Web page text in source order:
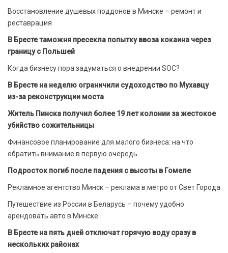
Восстановление душевых поддонов в Минске – ремонт и
реставрация
В Бресте таможня пресекла попытку ввоза кокаина через
границу с Польшей
Когда бизнесу пора задуматься о внедрении SOC?
В Бресте на неделю ограничили судоходство по Мухавцу
из-за реконструкции моста
Житель Пинска получил более 19 лет колонии за жестокое
убийство сожительницы
Финансовое планирование для малого бизнеса: на что
обратить внимание в первую очередь
Подросток погиб после падения с высоты в Гомеле
Рекламное агентство Минск – реклама в метро от Свет Города
Путешествие из России в Беларусь – почему удобно
арендовать авто в Минске
В Бресте на пять дней отключат горячую воду сразу в
нескольких районах